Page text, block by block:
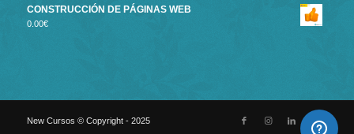
CONSTRUCCIÓN DE PÁGINAS WEB
0.00€
New Cursos © Copyright - 2025